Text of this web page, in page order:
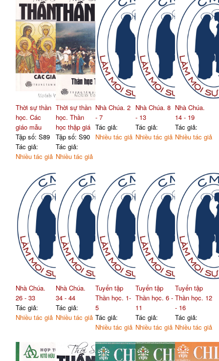
Thời sự thần
học. Các
giáo mẫu
Tập số: S89
Tác giả:
Nhiều tác giả
Thời sự thần
học. Thần
học thập giá
Tập số: S90
Tác giả:
Nhiều tác giả
Nhà Chúa. 2
- 7
Tác giả:
Nhiều tác giả
Nhà Chúa. 8
- 13
Tác giả:
Nhiều tác giả
Nhà Chúa.
14 - 19
Tác giả:
Nhiều tác giả
Nhà Chúa.
26 - 33
Tác giả:
Nhiều tác giả
Nhà Chúa.
34 - 44
Tác giả:
Nhiều tác giả
Tuyển tập
Thần học. 1-
5
Tác giả:
Nhiều tác giả
Tuyển tập
Thần học. 6 -
11
Tác giả:
Nhiều tác giả
Tuyển tập
Thần học. 12
- 16
Tác giả:
Nhiều tác giả